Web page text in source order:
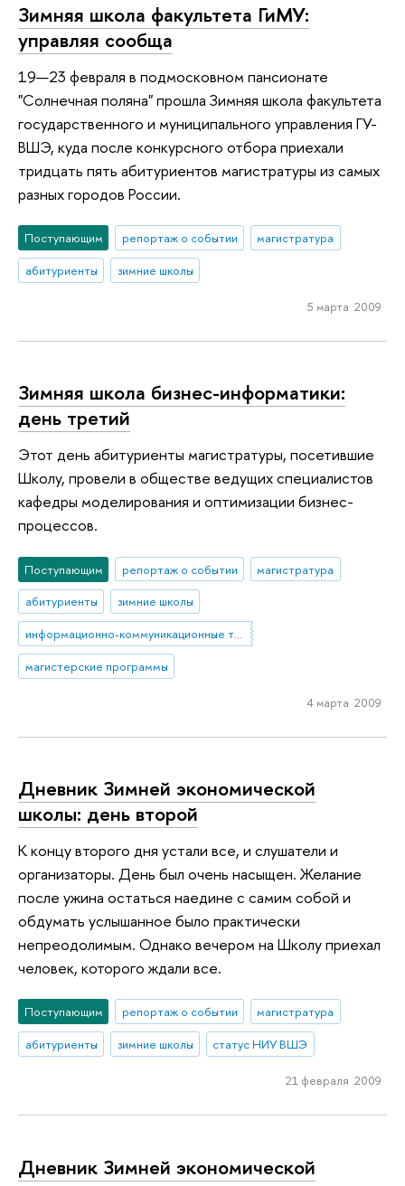
Зимняя школа факультета ГиМУ:
управляя сообща
19—23 февраля в подмосковном пансионате
"Солнечная поляна" прошла Зимняя школа факультета
государственного и муниципального управления ГУ-
ВШЭ, куда после конкурсного отбора приехали
тридцать пять абитуриентов магистратуры из самых
разных городов России.
Поступающим репортаж о событии
магистратура
абитуриенты
зимние школы
5 марта 2009
Зимняя школа бизнес-информатики:
день третий
Этот день абитуриенты магистратуры, посетившие
Школу, провели в обществе ведущих специалистов
кафедры моделирования и оптимизации бизнес-
процессов.
Поступающим репортаж о событии
магистратура
абитуриенты
зимние школы
информационно-коммуникационные технологии
магистерские программы
4 марта 2009
Дневник Зимней экономической
школы: день второй
К концу второго дня устали все, и слушатели и
организаторы. День был очень насыщен. Желание
после ужина остаться наедине с самим собой и
обдумать услышанное было практически
непреодолимым. Однако вечером на Школу приехал
человек, которого ждали все.
Поступающим репортаж о событии
магистратура
абитуриенты
зимние школы статус НИУ ВШЭ
21 февраля 2009
Дневник Зимней экономической